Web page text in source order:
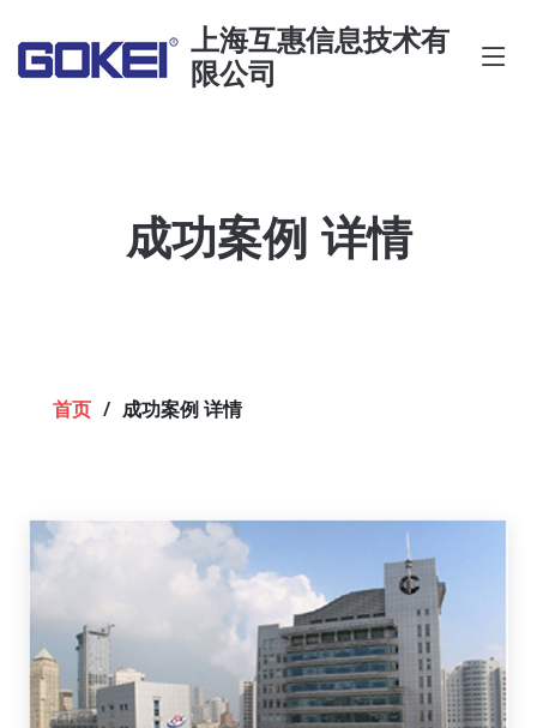
上海互惠信息技术有
限公司
成功案例 详情
首页 成功案例 详情